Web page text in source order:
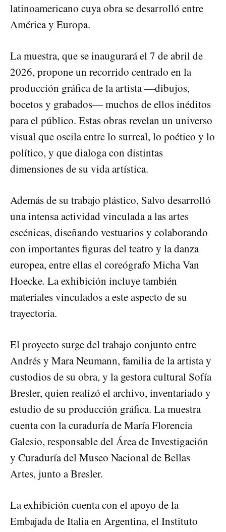
latinoamericano cuya obra se desarrolló entre
América y Europa.
La muestra, que se inaugurará el 7 de abril de
2026, propone un recorrido centrado en la
producción gráfica de la artista —dibujos,
bocetos y grabados— muchos de ellos inéditos
para el público. Estas obras revelan un universo
visual que oscila entre lo surreal, lo poético y lo
político, y que dialoga con distintas
dimensiones de su vida artística.
Además de su trabajo plástico, Salvo desarrolló
una intensa actividad vinculada a las artes
escénicas, diseñando vestuarios y colaborando
con importantes figuras del teatro y la danza
europea, entre ellas el coreógrafo Micha Van
Hoecke. La exhibición incluye también
materiales vinculados a este aspecto de su
trayectoria.
El proyecto surge del trabajo conjunto entre
Andrés y Mara Neumann, familia de la artista y
custodios de su obra, y la gestora cultural Sofía
Bresler, quien realizó el archivo, inventariado y
estudio de su producción gráfica. La muestra
cuenta con la curaduría de María Florencia
Galesio, responsable del Área de Investigación
y Curaduría del Museo Nacional de Bellas
Artes, junto a Bresler.
La exhibición cuenta con el apoyo de la
Embajada de Italia en Argentina, el Instituto